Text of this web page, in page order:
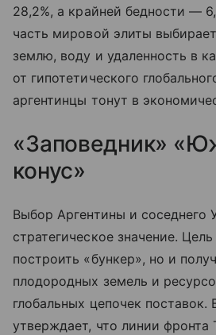
28,2%, а крайней бедности —
часть мировой элиты
землю, воду и удаленность в
от гипотетического
аргентинцы тонут в
«Заповедник»
конус»
Выбор Аргентины и соседнего
стратегическое значение.
построить «бункер», но и
плодородных земель и
глобальных цепочек поставок.
утверждает, что линии фронта